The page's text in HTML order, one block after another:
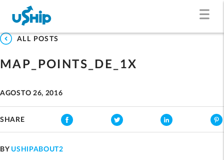
ALL POSTS
MAP_POINTS_DE_1X
AGOSTO 26, 2016
SHARE
BY USHIPABOUT2